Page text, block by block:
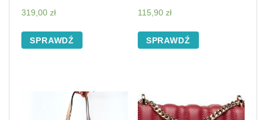
319,00 zł
SPRAWDŹ
115,90 zł
SPRAWDŹ